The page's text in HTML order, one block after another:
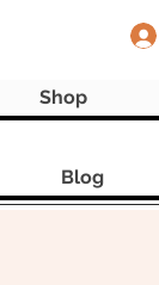
Shop
Blog